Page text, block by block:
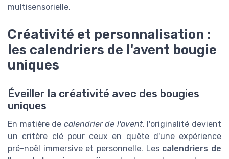
multisensorielle.
Créativité et personnalisation :
les calendriers de l'avent bougie
uniques
Éveiller la créativité avec des bougies
uniques
En matière de calendrier de l'avent, l'originalité devient
un critère clé pour ceux en quête d'une expérience
pré-noël immersive et personnelle. Les calendriers de